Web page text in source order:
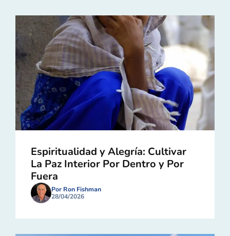
Espiritualidad y Alegría: Cultivar
La Paz Interior Por Dentro y Por
Fuera
Por Ron Fishman
28/04/2026